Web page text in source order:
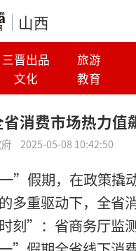
山西
三晋出品 旅游
文化 教育
消费市场热力值
2025-05-08 10:42:50
”假期，在政策撬
多重驱动下，全省
刻”：省商务厅监